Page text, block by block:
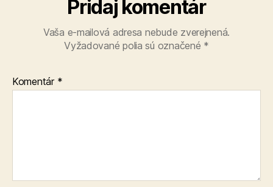
Pridaj komentár
Vaša e-mailová adresa nebude zverejnená.
Vyžadované polia sú označené *
Komentár *